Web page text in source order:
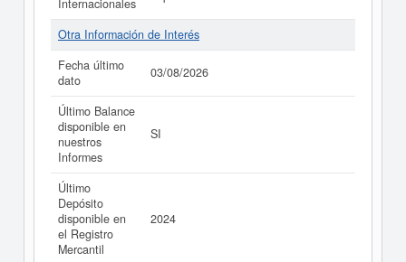
Internacionales
Otra Información de Interés
Fecha último
dato
03/08/2026
Último Balance
disponible en
nuestros
Informes
SI
Último
Depósito
disponible en
el Registro
Mercantil
2024